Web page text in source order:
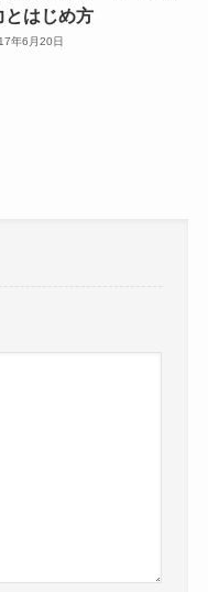
とはじめ方
年6月20日